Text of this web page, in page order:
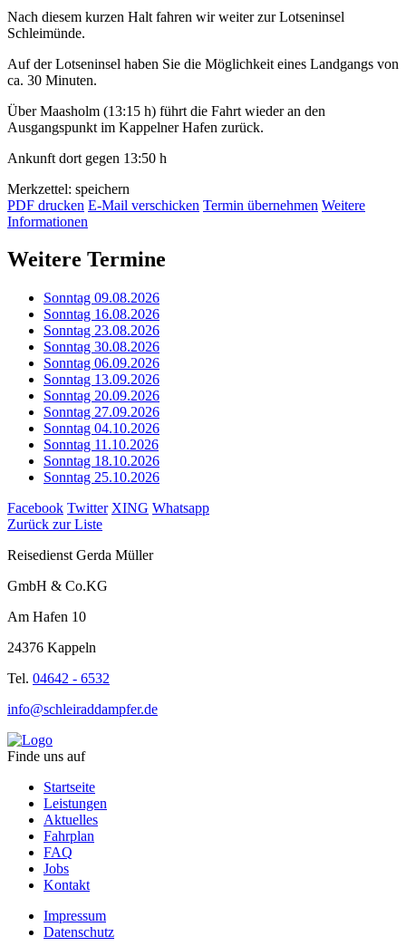
Nach diesem kurzen Halt fahren wir weiter zur Lotseninsel
Schleimünde.
Auf der Lotseninsel haben Sie die Möglichkeit eines Landgangs von
ca. 30 Minuten.
Über Maasholm (13:15 h) führt die Fahrt wieder an den
Ausgangspunkt im Kappelner Hafen zurück.
Ankunft dort gegen 13:50 h
Merkzettel: speichern
PDF drucken E-Mail verschicken Termin übernehmen Weitere
Informationen
Weitere Termine
Sonntag 09.08.2026
Sonntag 16.08.2026
Sonntag 23.08.2026
Sonntag 30.08.2026
Sonntag 06.09.2026
Sonntag 13.09.2026
Sonntag 20.09.2026
Sonntag 27.09.2026
Sonntag 04.10.2026
Sonntag 11.10.2026
Sonntag 18.10.2026
Sonntag 25.10.2026
Facebook Twitter XING Whatsapp
Zurück zur Liste
Reisedienst Gerda Müller
GmbH & Co.KG
Am Hafen 10
24376 Kappeln
Tel. 04642 - 6532
info@schleiraddampfer.de
Finde uns auf
Startseite
Leistungen
Aktuelles
Fahrplan
FAQ
Jobs
Kontakt
Impressum
Datenschutz